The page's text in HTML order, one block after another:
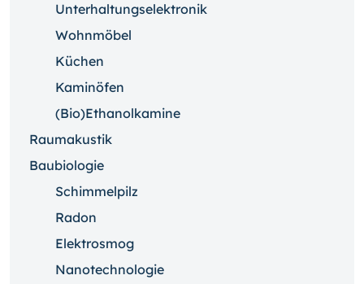
Unterhaltungselektronik
Wohnmöbel
Küchen
Kaminöfen
(Bio)Ethanolkamine
Raumakustik
Baubiologie
Schimmelpilz
Radon
Elektrosmog
Nanotechnologie